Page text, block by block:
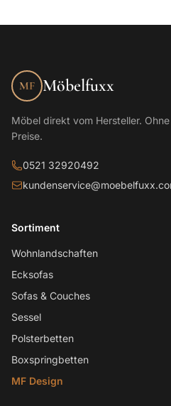
MF Möbelfuxx
Möbel direkt vom Hersteller.
Preise.
0521 32920492
Sortiment
Wohnlandschaften
Ecksofas
Sofas & Couches
Sessel
Polsterbetten
Boxspringbetten
MF Design